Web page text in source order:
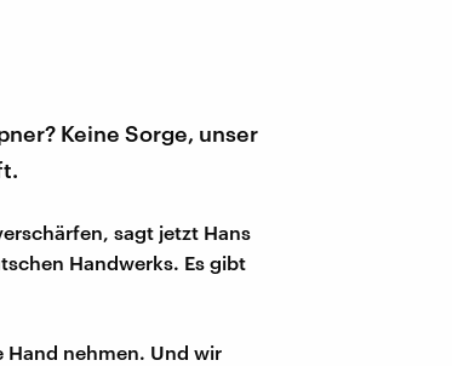
Keine Sorge, unser
sagt jetzt Hans
Handwerks. Es gibt
Hand nehmen. Und wir